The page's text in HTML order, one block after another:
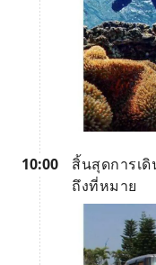
10:00
สิ้นสุดการเดิ
ถึงที่หมาย